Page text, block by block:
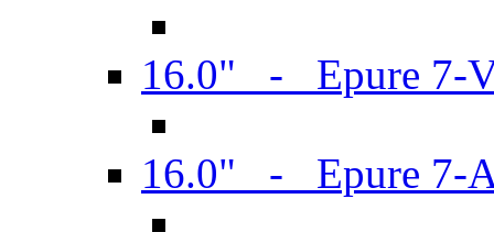
16.0" - Epure 7-
16.0" - Epure 7-